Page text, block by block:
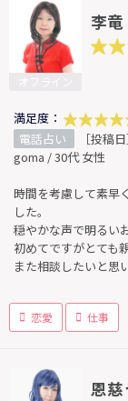
李竜
満足度：
電話占い
［投稿
goma / 30代 女性
時間を考慮して素早
した。
穏やかな声で明るい
初めてですがとても
また相談したいと思
恋愛 仕事
恩慈